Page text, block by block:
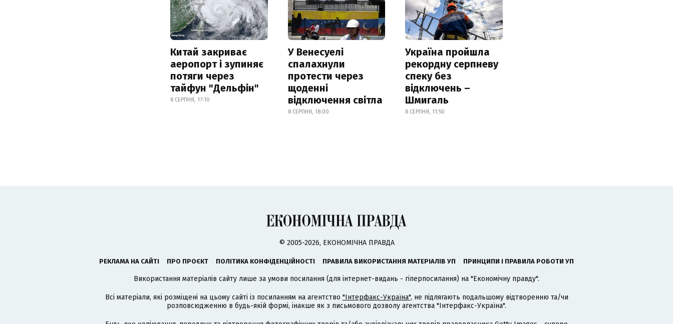
Китай закриває
аеропорт і зупиняє
потяги через
тайфун "Дельфін"
8 СЕРПНЯ, 17:10
У Венесуелі
спалахнули
протести через
щоденні
відключення світла
8 СЕРПНЯ, 18:00
Україна пройшла
рекордну серпневу
спеку без
відключень –
Шмигаль
8 СЕРПНЯ, 11:50
© 2005-2026, ЕКОНОМІЧНА ПРАВДА
РЕКЛАМА НА САЙТІ ПРО ПРОЄКТ ПОЛІТИКА КОНФІДЕНЦІЙНОСТІ ПРАВИЛА ВИКОРИСТАННЯ МАТЕРІАЛІВ УП ПРИНЦИПИ І ПРАВИЛА РОБОТИ УП
Використання матеріалів сайту лише за умови посилання (для інтернет-видань - гіперпосилання) на "Економічну правду".
Всі матеріали, які розміщені на цьому сайті із посиланням на агентство "Інтерфакс-Україна", не підлягають подальшому відтворенню та/чи
розповсюдженню в будь-якій формі, інакше як з письмового дозволу агентства "Інтерфакс-Україна".